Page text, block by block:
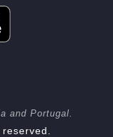
and Portugal.